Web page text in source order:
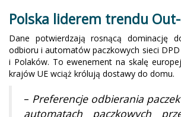
Polska liderem trendu
Dane potwierdzają rosnącą dominację
odbioru i automatów paczkowych sieci
i Polaków. To ewenement na skalę
krajów UE wciąż królują dostawy do domu.
– Preferencje odbierania
automatach paczkowych